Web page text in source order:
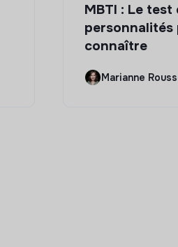
MBTI : Le test
personnalités
connaître
Marianne